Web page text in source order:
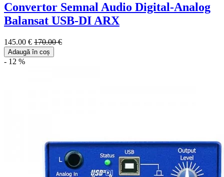
Convertor Semnal Audio Digital-Analog
Balansat USB-DI ARX
145.00 € 170.00 €
Adaugă în coș
- 12 %